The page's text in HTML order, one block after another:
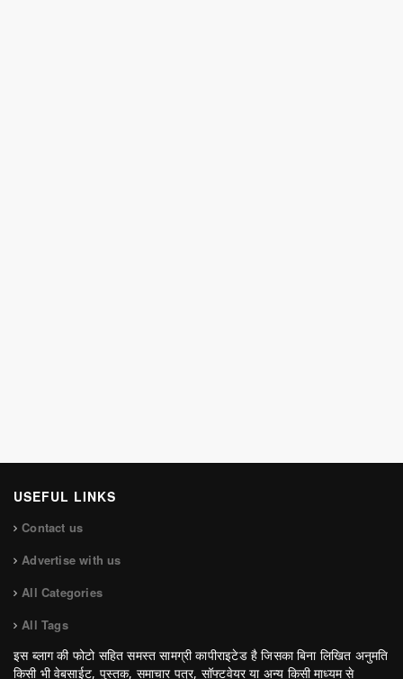
USEFUL LINKS
Contact us
Advertise with us
All Categories
All Tags
इस ब्लाग की फोटो सहित समस्त सामग्री कापीराइटेड है जिसका बिना लिखित अनुमति
किसी भी वेबसाईट, पुस्तक, समाचार पत्र, सॉफ्टवेयर या अन्य किसी माध्यम से